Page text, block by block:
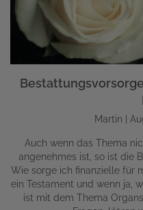
Martin |
Auch wenn das Thema
angenehmes ist, so ist die
Wie sorge ich finanzielle für
ein Testament und wenn ja,
ist mit dem Thema